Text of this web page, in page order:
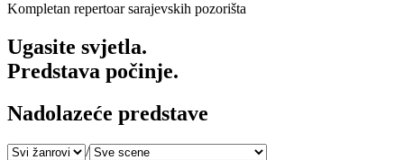
Kompletan repertoar sarajevskih pozorišta
Ugasite svjetla.
Predstava počinje.
Nadolazeće predstave
/